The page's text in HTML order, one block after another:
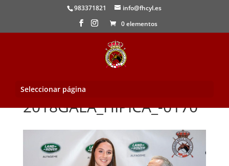
983371821
info@fhcyl.es
0 elementos
Seleccionar página
2018GALA_HIPICA_-0170